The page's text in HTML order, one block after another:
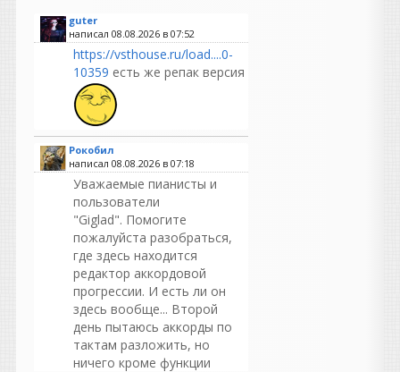
guter
написал 08.08.2026 в 07:52
https://vsthouse.ru/load....0-
10359 есть же репак версия
Рокобил
написал 08.08.2026 в 07:18
Уважаемые пианисты и
пользователи
"Giglad". Помогите
пожалуйста разобраться,
где здесь находится
редактор аккордовой
прогрессии. И есть ли он
здесь вообще... Второй
день пытаюсь аккорды по
тактам разложить, но
ничего кроме функции